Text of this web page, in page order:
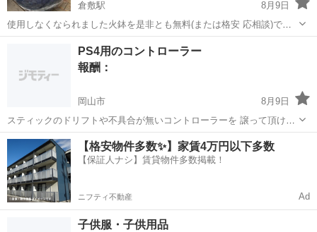
倉敷駅
8月9日
使用しなくなられました火鉢を是非とも無料(または格安 応相談)で譲
って下さい。お譲り頂いた火鉢は家宝として大切にさせて頂きます。
倉敷駅 買いたい/ください
PS4用のコントローラー
報酬：
岡山市
8月9日
スティックのドリフトや不具合が無いコントローラーを 譲って頂ける
かた居たらお願いします。 中古を購入しようにも､お金が無いので､優
しい方､是非､お願いします。
岡山 岡山市 買いたい/ください PS4
【格安物件多数✨】家賃4万円以下多数
【保証人ナシ】賃貸物件多数掲載！
ニフティ不動産 Ad
子供服・子供用品